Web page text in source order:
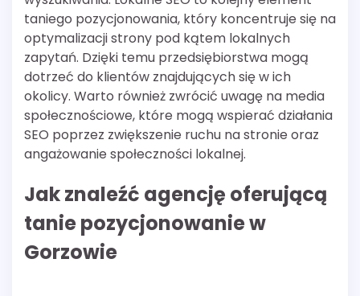
taniego pozycjonowania, który koncentruje się na
optymalizacji strony pod kątem lokalnych
zapytań. Dzięki temu przedsiębiorstwa mogą
dotrzeć do klientów znajdujących się w ich
okolicy. Warto również zwrócić uwagę na media
społecznościowe, które mogą wspierać działania
SEO poprzez zwiększenie ruchu na stronie oraz
angażowanie społeczności lokalnej.
Jak znaleźć agencję oferującą
tanie pozycjonowanie w
Gorzowie